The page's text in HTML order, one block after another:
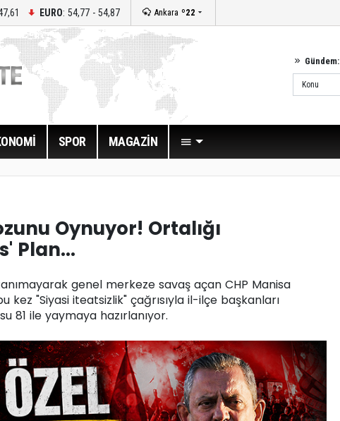
EURO: 54,77 - 54,87 Ankara º22
Gündem:
SPOR MAGAZİN
Oynuyor! Ortalığı
Plan...
genel merkeze savaş açan CHP Manisa
kez "Siyasi iteatsizlik" çağrısıyla il-ilçe başkanları
81 ile yaymaya hazırlanıyor.